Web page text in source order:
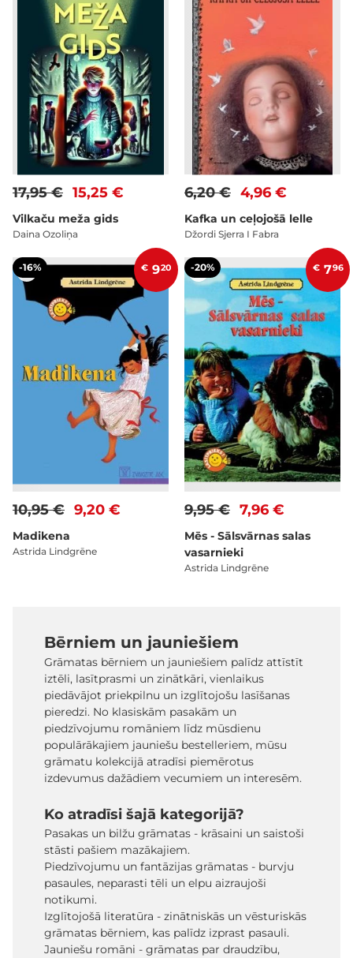
15,25 €
17,95 €
Vilkaču meža gids
Daina Ozoliņa
4,96 €
6,20 €
Kafka un ceļojošā lelle
Džordi Sjerra I Fabra
-16% € 920
9,20 €
10,95 €
Madikena
Astrida Lindgrēne
-20% € 796
7,96 €
9,95 €
Mēs - Sālsvārnas salas
vasarnieki
Astrida Lindgrēne
Bērniem un jauniešiem
Grāmatas bērniem un jauniešiem palīdz attīstīt
iztēli, lasītprasmi un zinātkāri, vienlaikus
piedāvājot priekpilnu un izglītojošu lasīšanas
pieredzi. No klasiskām pasakām un
piedzīvojumu romāniem līdz mūsdienu
populārākajiem jauniešu bestelleriem, mūsu
grāmatu kolekcijā atradīsi piemērotus
izdevumus dažādiem vecumiem un interesēm.
Ko atradīsi šajā kategorijā?
Pasakas un bilžu grāmatas - krāsaini un saistoši
stāsti pašiem mazākajiem.
Piedzīvojumu un fantāzijas grāmatas - burvju
pasaules, neparasti tēli un elpu aizraujoši
notikumi.
Izglītojošā literatūra - zinātniskās un vēsturiskās
grāmatas bērniem, kas palīdz izprast pasauli.
Jauniešu romāni - grāmatas par draudzību,